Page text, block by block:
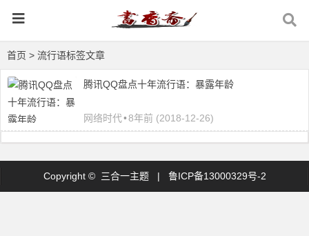
首页 > 流行语标签文章
腾讯QQ盘点十年流行语：暴露年龄
网络时代•8年前 (2018-12-26)
Copyright © 三合一主题 | 鲁ICP备13000329号-2